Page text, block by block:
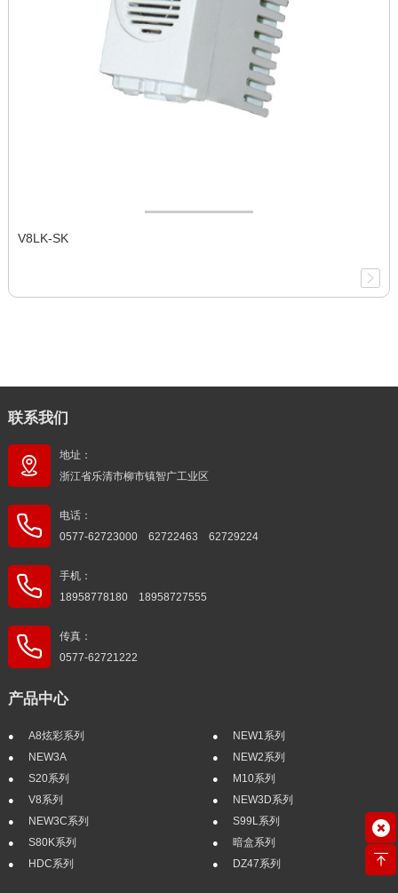
V8LK-SK
联系我们
地址：
浙江省乐清市柳市镇智广工业区
电话：
0577-62723000 62722463 62729224
手机：
18958778180 18958727555
传真：
0577-62721222
产品中心
A8炫彩系列
NEW1系列
NEW3A
NEW2系列
S20系列
M10系列
V8系列
NEW3D系列
NEW3C系列
S99L系列
S80K系列
暗盒系列
HDC系列
DZ47系列